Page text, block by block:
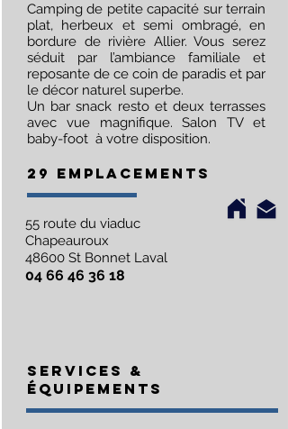
Camping de petite capacité sur terrain
plat, herbeux et semi ombragé, en
bordure de rivière Allier. Vous serez
séduit par l’ambiance familiale et
reposante de ce coin de paradis et par
le décor naturel superbe.
Un bar snack resto et deux terrasses
avec vue magnifique. Salon TV et
baby-foot à votre disposition.
29 EMPLACEMENTS
55 route du viaduc
Chapeauroux
48600 St Bonnet Laval
04 66 46 36 18
SERVICES &
Équipements